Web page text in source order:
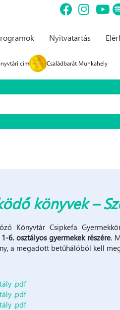
Nyitvatartás
cím Családbarát Munkahely
könyvek –
Könyvtár Csipkefa
1-6. osztályos gyermekek részére.
a megadott betűhálóból kell
.pdf
.pdf
.pdf